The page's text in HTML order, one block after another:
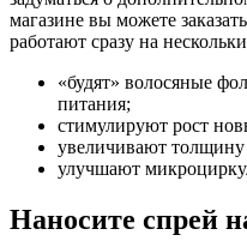
магазине вы можете
работают сразу на
«будят» волосяные
питания;
стимулируют рост
увеличивают
улучшают
Наносите спрей